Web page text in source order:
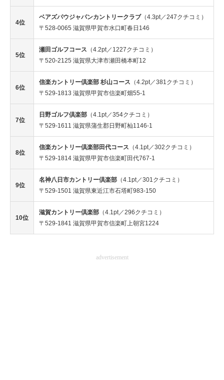
4位
ベアズパウジャパンカントリークラブ（4.3pt／247クチコミ）
〒528-0065 滋賀県甲賀市水口町春日146
5位
瀬田ゴルフコース （4.2pt／1227クチコミ）
〒520-2125 滋賀県大津市瀬田橋本町12
6位
信楽カントリー倶楽部 杉山コース （4.2pt／381クチコミ）
〒529-1813 滋賀県甲賀市信楽町畑55-1
7位
日野ゴルフ倶楽部 （4.1pt／354クチコミ）
〒529-1611 滋賀県蒲生郡日野町杣1146-1
8位
信楽カントリー倶楽部田代コース （4.1pt／302クチコミ）
〒529-1814 滋賀県甲賀市信楽町田代767-1
9位
名神八日市カントリー倶楽部 （4.1pt／301クチコミ）
〒529-1501 滋賀県東近江市石塔町983-150
10位
滋賀カントリー倶楽部 （4.1pt／296クチコミ）
〒529-1841 滋賀県甲賀市信楽町上朝宮1224
advertisement